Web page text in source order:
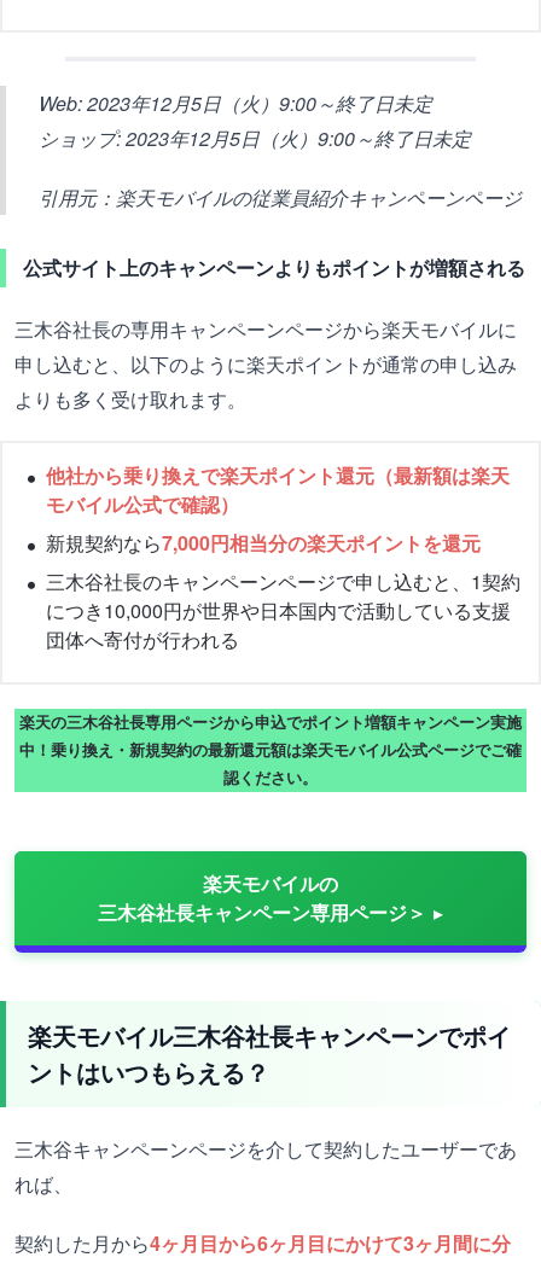
Web: 2023年12月5日（火）9:00～終了日未定
ショップ: 2023年12月5日（火）9:00～終了日未定
引用元：楽天モバイルの従業員紹介キャンペーンページ
公式サイト上のキャンペーンよりもポイントが増額される
三木谷社長の専用キャンペーンページから楽天モバイルに
申し込むと、以下のように楽天ポイントが通常の申し込み
よりも多く受け取れます。
他社から乗り換えで楽天ポイント還元（最新額は楽天
モバイル公式で確認）
新規契約なら7,000円相当分の楽天ポイントを還元
三木谷社長のキャンペーンページで申し込むと、1契約
につき10,000円が世界や日本国内で活動している支援
団体へ寄付が行われる
楽天の三木谷社長専用ページから申込でポイント増額キャンペーン実施
中！乗り換え・新規契約の最新還元額は楽天モバイル公式ページでご確
認ください。
楽天モバイルの
三木谷社長キャンペーン専用ページ＞
楽天モバイル三木谷社長キャンペーンでポイ
ントはいつもらえる？
三木谷キャンペーンページを介して契約したユーザーであ
れば、
契約した月から4ヶ月目から6ヶ月目にかけて3ヶ月間に分